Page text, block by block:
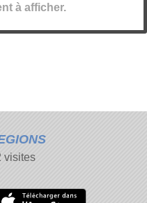
à afficher.
visites